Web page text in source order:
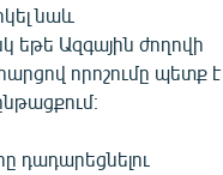
նաև
եթե Ազգային ժողովի
որոշումը պետք է
դադարեցնելու